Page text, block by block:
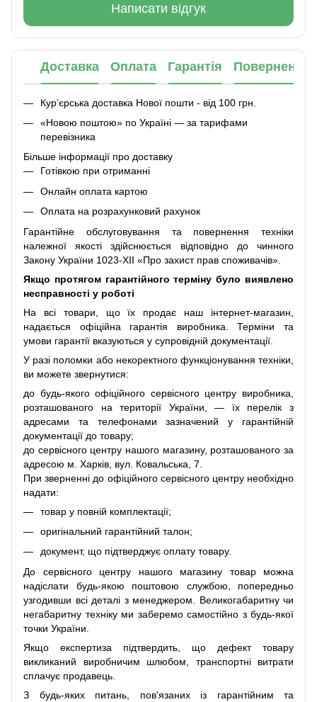
Написати відгук
Доставка Оплата Гарантія Повернення
Кур’єрська доставка Нової пошти - від 100 грн.
«Новою поштою» по Україні — за тарифами
перевізника
Більше інформації про доставку
Готівкою при отриманні
Онлайн оплата картою
Оплата на розрахунковий рахунок
Гарантійне обслуговування та повернення техніки
належної якості здійснюється відповідно до чинного
Закону України 1023-XII «Про захист прав споживачів».
Якщо протягом гарантійного терміну було виявлено
несправності у роботі
На всі товари, що їх продає наш інтернет-магазин,
надається офіційна гарантія виробника. Терміни та
умови гарантії вказуються у супровідній документації.
У разі поломки або некоректного функціонування техніки,
ви можете звернутися:
до будь-якого офіційного сервісного центру виробника,
розташованого на території України, — їх перелік з
адресами та телефонами зазначений у гарантійній
документації до товару;
до сервісного центру нашого магазину, розташованого за
адресою м. Харків, вул. Ковальська, 7.
При зверненні до офіційного сервісного центру необхідно
надати:
товар у повній комплектації;
оригінальний гарантійний талон;
документ, що підтверджує оплату товару.
До сервісного центру нашого магазину товар можна
надіслати будь-якою поштовою службою, попередньо
узгодивши всі деталі з менеджером. Великогабаритну чи
негабаритну техніку ми заберемо самостійно з будь-якої
точки України.
Якщо експертиза підтвердить, що дефект товару
викликаний виробничим шлюбом, транспортні витрати
сплачує продавець.
З будь-яких питань, пов'язаних із гарантійним та